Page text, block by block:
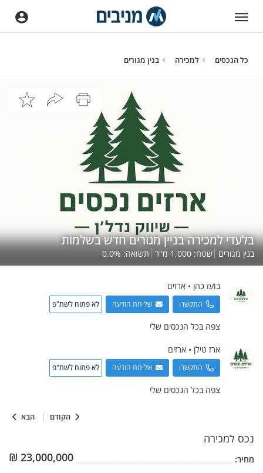
כל הנכסים למכירה בנין מגורים
הקודם הבא
בלעדי למכירה בניין מגורים חדש בשלמות
בנין מגורים שטח: 1,000 מ"ר תשואה: 0.0%
בועז כהן • ארזים
התקשרו שליחת הודעה לא פתוח לשת"פ
צפה בכל הנכסים שלי
ארז טילן • ארזים
התקשרו שליחת הודעה לא פתוח לשת"פ
צפה בכל הנכסים שלי
נכס למכירה
מחיר: 23,000,000
₪